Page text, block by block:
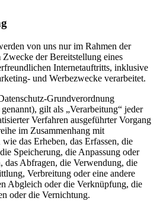
von uns nur im Rahmen der
der Bereitstellung eines
Internetauftritts, inklusive
und Werbezwecke verarbeitet.
Grundverordnung
gilt als „Verarbeitung“ jeder
Verfahren ausgeführter Vorgang
im Zusammenhang mit
das Erheben, das Erfassen, die
Speicherung, die Anpassung oder
das Abfragen, die Verwendung, die
Verbreitung oder eine andere
Abgleich oder die Verknüpfung, die
oder die Vernichtung.